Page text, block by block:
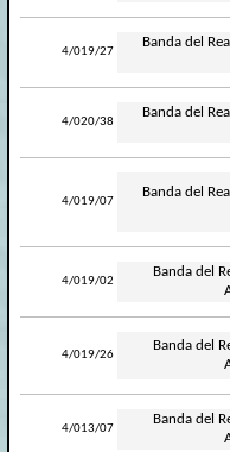
4/019/27
Banda del
4/020/38
Banda del
4/019/07
Banda del
4/019/02
Banda del
4/019/26
Banda del
4/013/07
Banda del